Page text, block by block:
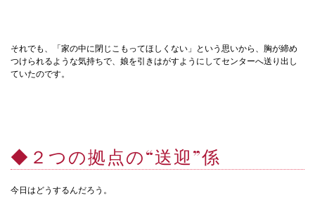
それでも、「家の中に閉じこもってほしくない」という思いから、胸が締め
つけられるような気持ちで、娘を引きはがすようにしてセンターへ送り出し
ていたのです。
◆２つの拠点の“送迎”係
今日はどうするんだろう。